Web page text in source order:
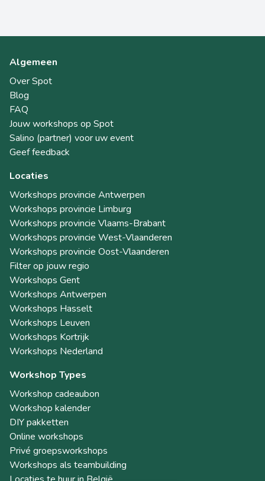
Algemeen
Over Spot
Blog
FAQ
Jouw workshops op Spot
Salino (partner) voor uw event
Geef feedback
Locaties
Workshops provincie Antwerpen
Workshops provincie Limburg
Workshops provincie Vlaams-Brabant
Workshops provincie West-Vlaanderen
Workshops provincie Oost-Vlaanderen
Filter op jouw regio
Workshops Gent
Workshops Antwerpen
Workshops Hasselt
Workshops Leuven
Workshops Kortrijk
Workshops Nederland
Workshop Types
Workshop cadeaubon
Workshop kalender
DIY pakketten
Online workshops
Privé groepsworkshops
Workshops als teambuilding